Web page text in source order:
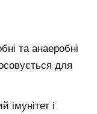
та анаеробні
для
і